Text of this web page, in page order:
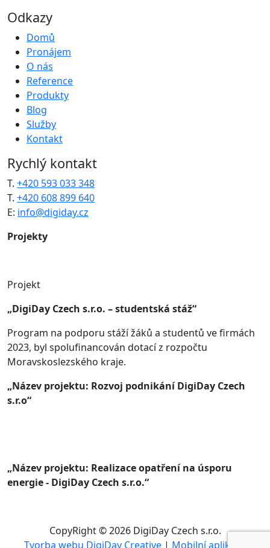
Odkazy
Domů
Pronájem
O nás
Reference
Produkty
Blog
Služby
Kontakt
Rychlý kontakt
T. +420 593 033 348
T. +420 608 899 640
E: info@digiday.cz
Projekty
Projekt
„DigiDay Czech s.r.o. – studentská stáž“
Program na podporu stáží žáků a studentů ve firmách
2023, byl spolufinancován dotací z rozpočtu
Moravskoslezského kraje.
„Název projektu: Rozvoj podnikání DigiDay Czech
s.r.o“
„Název projektu: Realizace opatření na úsporu
energie - DigiDay Czech s.r.o.“
CopyRight © 2026 DigiDay Czech s.r.o.
Tvorba webu DigiDay Creative | Mobilní aplikace